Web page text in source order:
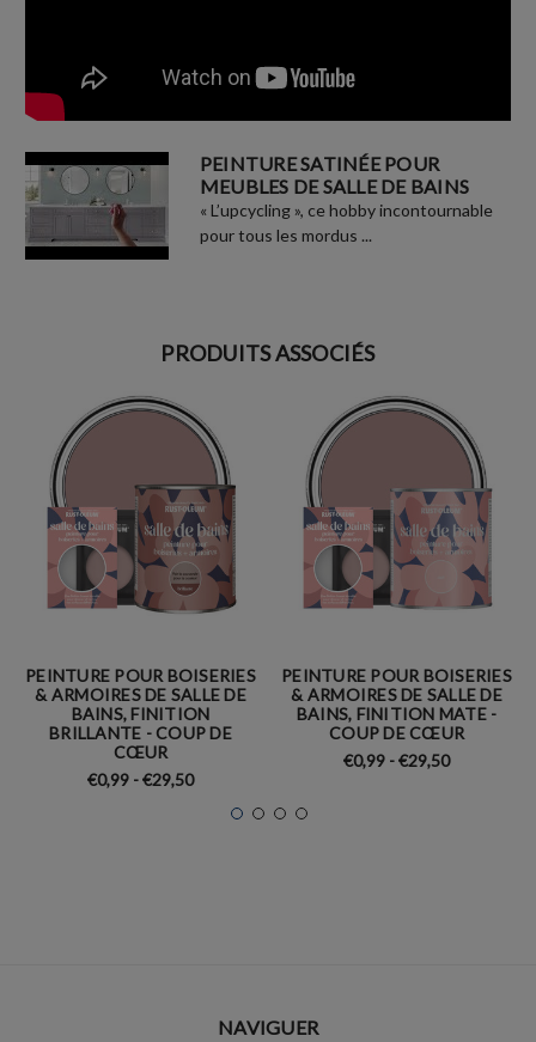
PEINTURE SATINÉE POUR
MEUBLES DE SALLE DE BAINS
« L’upcycling », ce hobby incontournable
pour tous les mordus ...
PRODUITS ASSOCIÉS
PEINTURE POUR BOISERIES
& ARMOIRES DE SALLE DE
BAINS, FINITION
BRILLANTE - COUP DE
CŒUR
€0,99 - €29,50
PEINTURE POUR BOISERIES
& ARMOIRES DE SALLE DE
BAINS, FINITION MATE -
COUP DE CŒUR
€0,99 - €29,50
NAVIGUER